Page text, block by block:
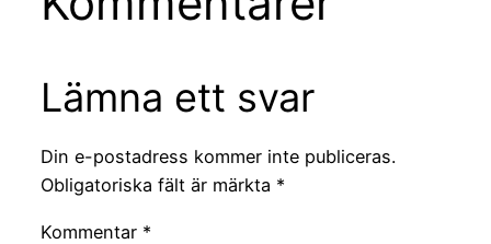
Lämna ett svar
Din e-postadress kommer inte publiceras.
Obligatoriska fält är märkta *
Kommentar *